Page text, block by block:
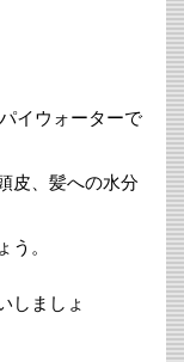
イウォーターで
皮、髪への水分
。
しましょ